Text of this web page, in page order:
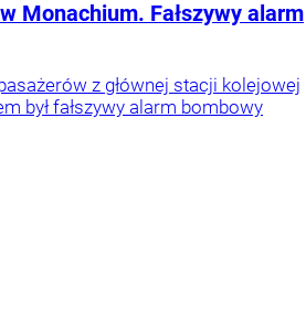
Monachium. Fałszywy alarm
z głównej stacji kolejowej
był fałszywy alarm bombowy